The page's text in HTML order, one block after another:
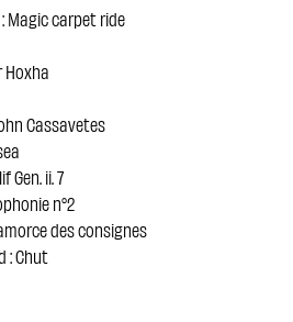
Magic carpet ride
Hoxha
Cassavetes
Gen. ii. 7
n°2
des consignes
: Chut